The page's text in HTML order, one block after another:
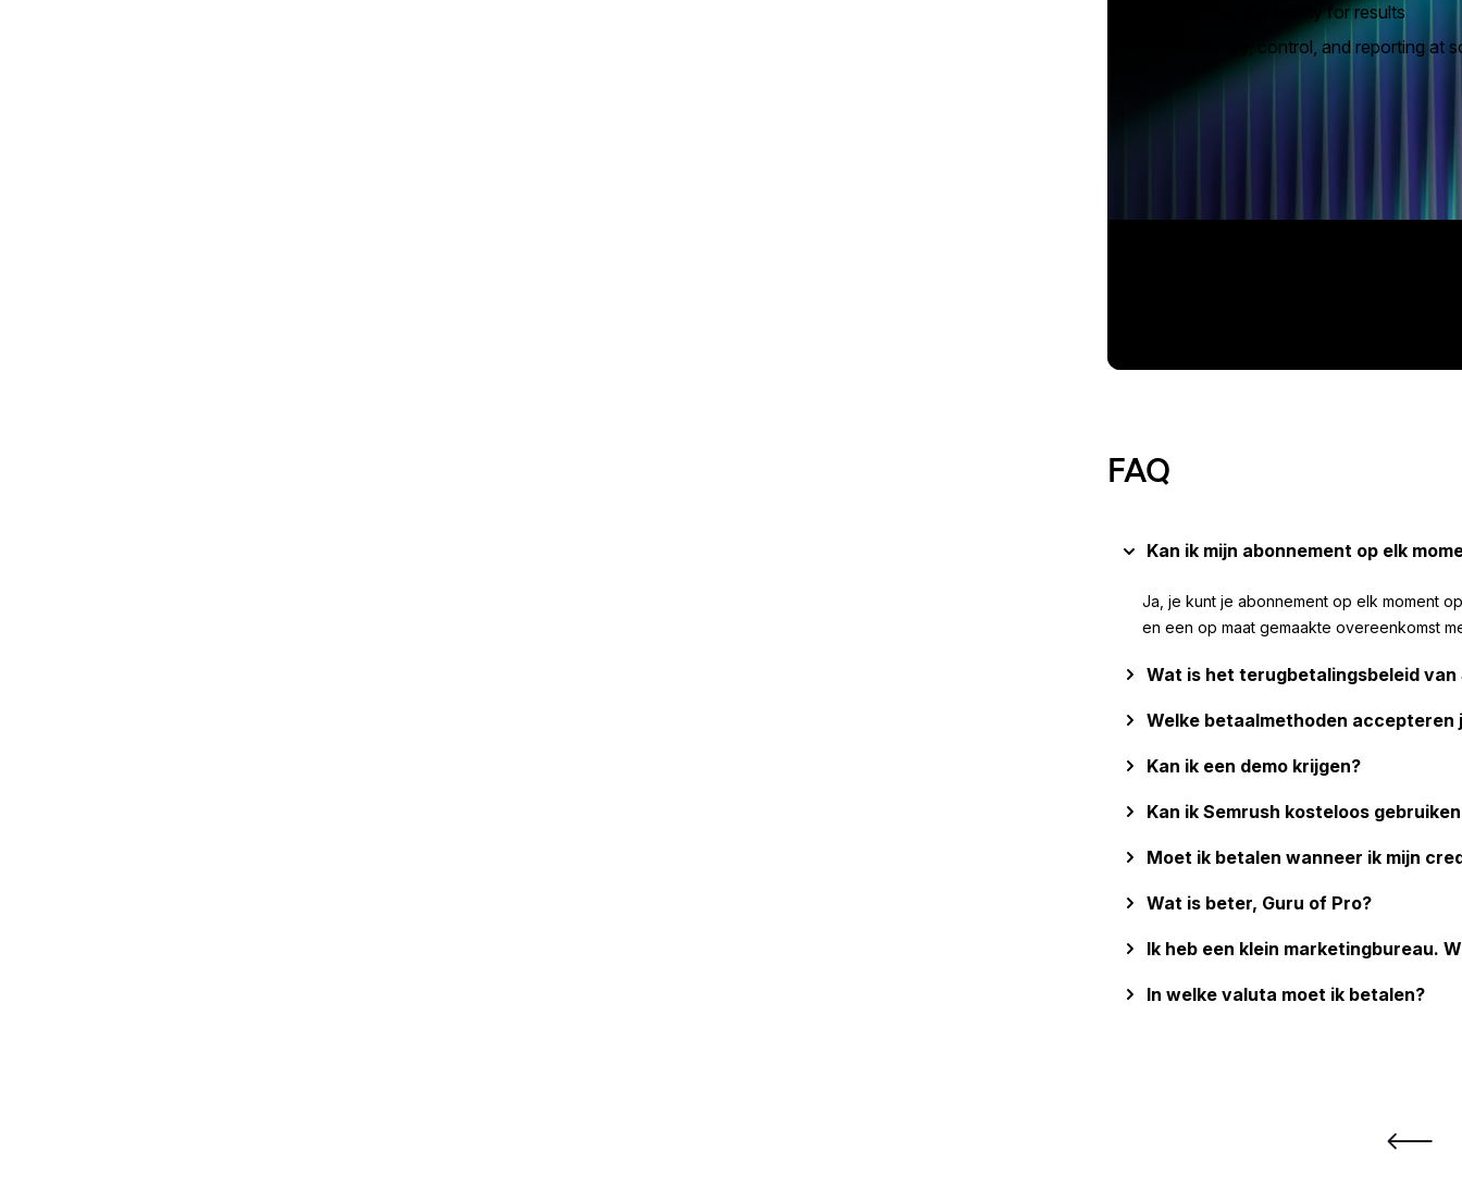
Shared accountability for results
Consistency, control, and reporting at
FAQ
Kan ik mijn abonnement op elk
Ja, je kunt je abonnement op elk moment
en een op maat gemaakte overeenkomst
Wat is het terugbetalingsbeleid van
Welke betaalmethoden accepteren
Kan ik een demo krijgen?
Kan ik Semrush kosteloos
Moet ik betalen wanneer ik mijn
Wat is beter, Guru of Pro?
Ik heb een klein marketingbureau.
In welke valuta moet ik betalen?